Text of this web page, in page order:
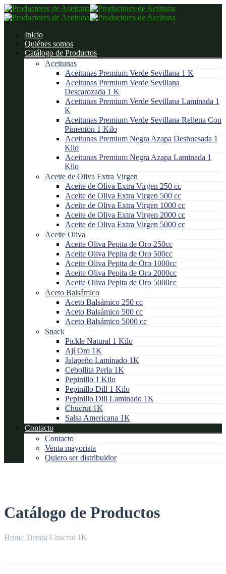
Inicio
Quiénes somos
Catálogo de Productos
Aceitunas
Aceitunas Premium Verde Sevillana 1 K
Aceitunas Premium Verde Sevillana
Descarozada 1 K
Aceitunas Premium Verde Sevillana Laminada 1
K
Aceitunas Premium Verde Sevillana Rellena Con
Pimentón 1 Kilo
Aceitunas Premium Negra Azapa Deshuesada 1
Kilo
Aceitunas Premium Negra Azapa Laminada 1
Kilo
Aceite de Oliva Extra Virgen
Aceite de Oliva Extra Virgen 250 cc
Aceite de Oliva Extra Virgen 500 cc
Aceite de Oliva Extra Virgen 1000 cc
Aceite de Oliva Extra Virgen 2000 cc
Aceite de Oliva Extra Virgen 5000 cc
Aceite Oliva
Aceite Oliva Pepita de Oro 250cc
Aceite Oliva Pepita de Oro 500cc
Aceite Oliva Pepita de Oro 1000cc
Aceite Oliva Pepita de Oro 2000cc
Aceite Oliva Pepita de Oro 5000cc
Aceto Balsámico
Aceto Balsámico 250 cc
Aceto Balsámico 500 cc
Aceto Balsámico 5000 cc
Snack
Pickle Natural 1 Kilo
Ají Oro 1K
Jalapeño Laminado 1K
Cebollita Perla 1K
Pepinillo 1 Kilo
Pepinillo Dill 1 Kilo
Pepinillo Dill Laminado 1K
Chucrut 1K
Salsa Americana 1K
Contacto
Contacto
Venta mayorista
Quiero ser distribuidor
Catálogo de Productos
Home Tienda Chucrut 1K